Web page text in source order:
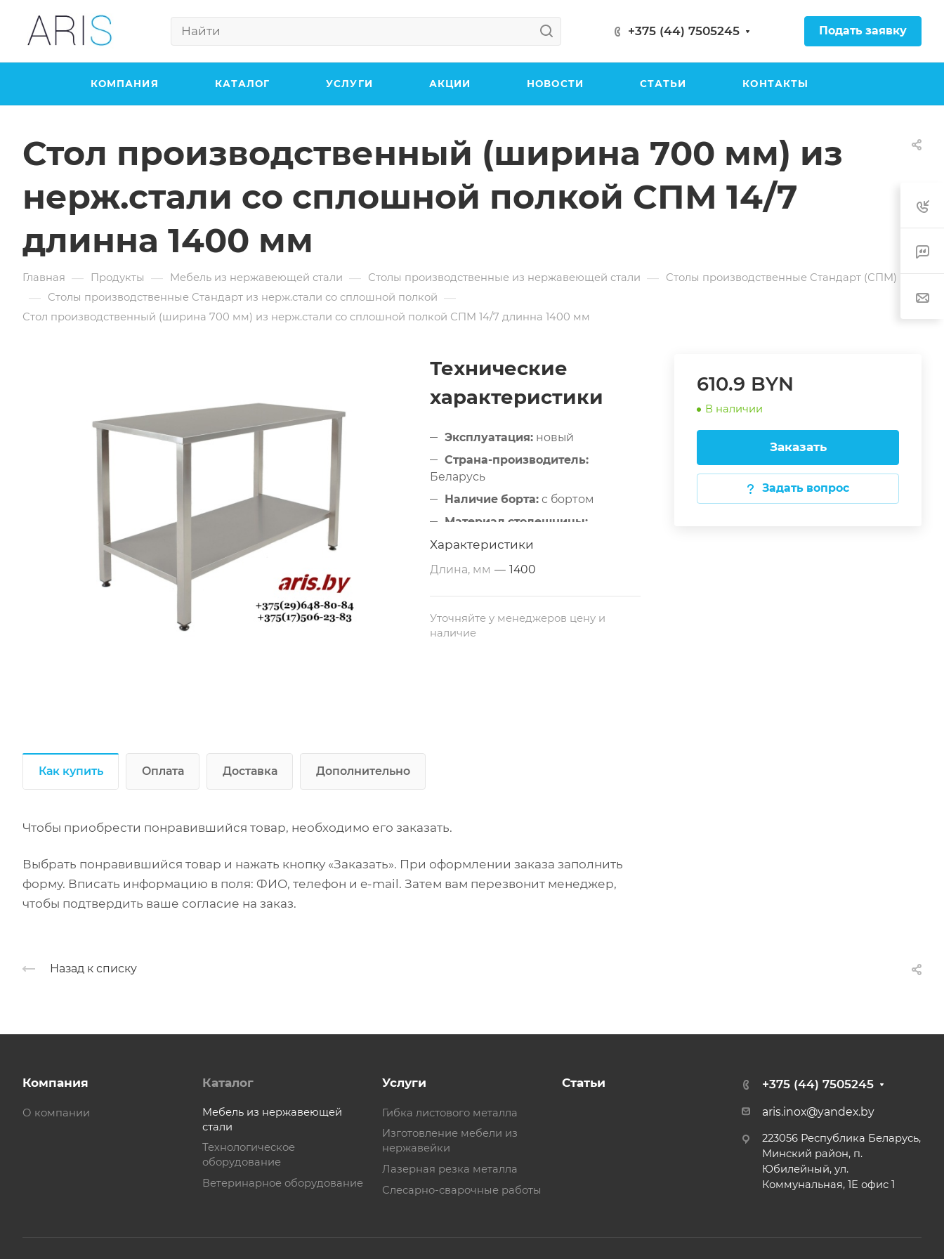
+375 (44) 7505245 Подать заявку
КОМПАНИЯ КАТАЛОГ УСЛУГИ АКЦИИ НОВОСТИ СТАТЬИ КОНТАКТЫ
Стол производственный (ширина 700 мм) из
нерж.стали со сплошной полкой СПМ 14/7
длинна 1400 мм
Главная — Продукты — Мебель из нержавеющей стали — Столы производственные из нержавеющей стали — Столы производственные Стандарт (СПМ)
— Столы производственные Стандарт из нерж.стали со сплошной полкой —
Стол производственный (ширина 700 мм) из нерж.стали со сплошной полкой СПМ 14/7 длинна 1400 мм
610.9 BYN
В наличии
Заказать
Задать вопрос
Технические
характеристики
Эксплуатация: новый
Страна-производитель:
Беларусь
Наличие борта: с бортом
Материал столешницы:
металлический (нержавеющая
сталь)
Дополнительные свойства:
нержавеющей стали
Размеры:1400х700х850 мм
Тип по назначению:
Характеристики
Длина, мм — 1400
Уточняйте у менеджеров цену и
наличие
Как купить Оплата Доставка Дополнительно
Чтобы приобрести понравившийся товар, необходимо его заказать.
Выбрать понравившийся товар и нажать кнопку «Заказать». При оформлении заказа заполнить
форму. Вписать информацию в поля: ФИО, телефон и e-mail. Затем вам перезвонит менеджер,
чтобы подтвердить ваше согласие на заказ.
Назад к списку
Компания
О компании
Каталог
Мебель из нержавеющей
стали
Технологическое
оборудование
Ветеринарное оборудование
Услуги
Гибка листового металла
Изготовление мебели из
нержавейки
Лазерная резка металла
Слесарно-сварочные работы
Статьи +375 (44) 7505245
aris.inox@yandex.by
223056 Республика Беларусь,
Минский район, п.
Юбилейный, ул.
Коммунальная, 1Е офис 1